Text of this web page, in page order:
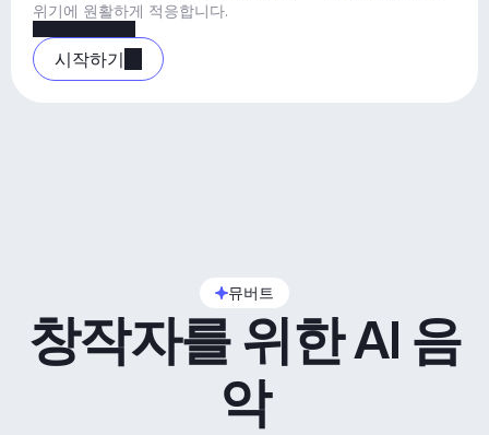
위기에 원활하게 적응합니다.
시작하기
뮤버트
창작자를 위한 AI 음
악